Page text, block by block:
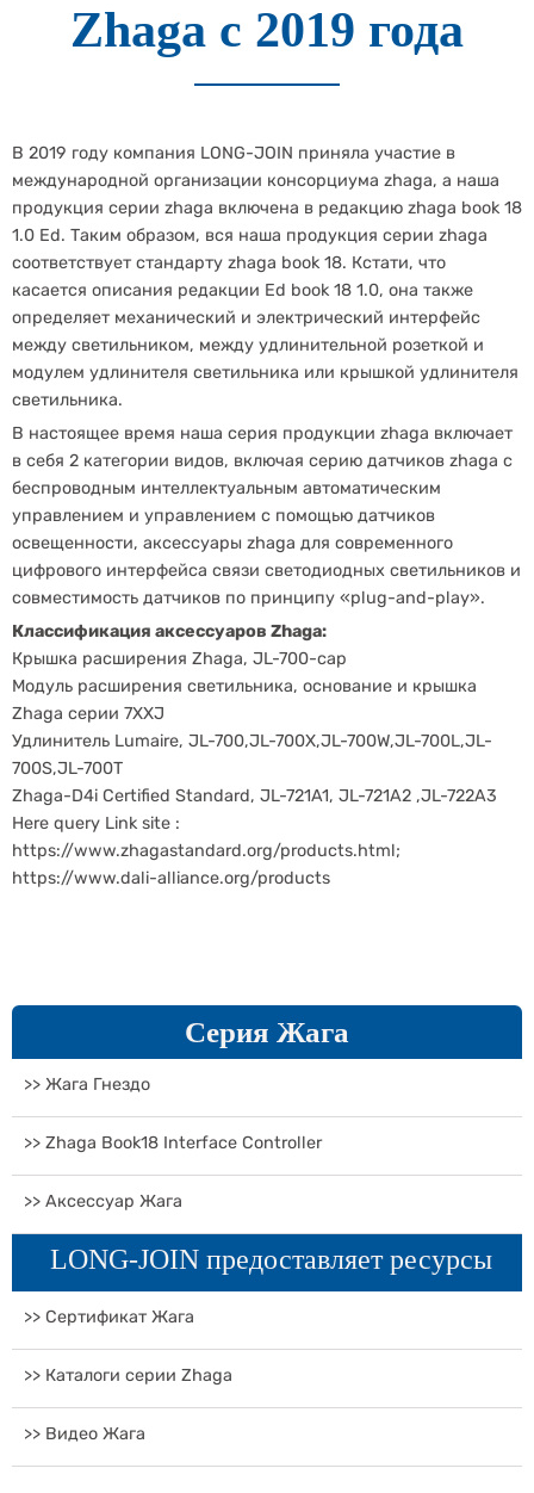
Zhaga с 2019 года
В 2019 году компания LONG-JOIN приняла участие в
международной организации консорциума zhaga, а наша
продукция серии zhaga включена в редакцию zhaga book 18
1.0 Ed. Таким образом, вся наша продукция серии zhaga
соответствует стандарту zhaga book 18. Кстати, что
касается описания редакции Ed book 18 1.0, она также
определяет механический и электрический интерфейс
между светильником, между удлинительной розеткой и
модулем удлинителя светильника или крышкой удлинителя
светильника.
В настоящее время наша серия продукции zhaga включает
в себя 2 категории видов, включая серию датчиков zhaga с
беспроводным интеллектуальным автоматическим
управлением и управлением с помощью датчиков
освещенности, аксессуары zhaga для современного
цифрового интерфейса связи светодиодных светильников и
совместимость датчиков по принципу «plug-and-play».
Классификация аксессуаров Zhaga:
Крышка расширения Zhaga, JL-700-cap
Модуль расширения светильника, основание и крышка
Zhaga серии 7XXJ
Удлинитель Lumaire, JL-700,JL-700X,JL-700W,JL-700L,JL-
700S,JL-700T
Zhaga-D4i Certified Standard, JL-721A1, JL-721A2 ,JL-722A3
Here query Link site :
https://www.zhagastandard.org/products.html;
https://www.dali-alliance.org/products
Серия Жага
>> Жага Гнездо
>> Zhaga Book18 Interface Controller
>> Аксессуар Жага
LONG-JOIN предоставляет ресурсы
>> Сертификат Жага
>> Каталоги серии Zhaga
>> Видео Жага